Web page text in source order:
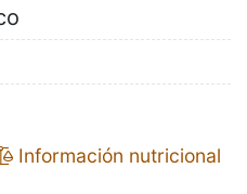
Información nutricional